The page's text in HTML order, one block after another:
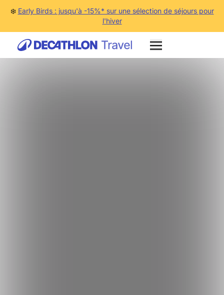
❄️ Early Birds : jusqu'à -15%* sur une sélection de séjours pour
l'hiver